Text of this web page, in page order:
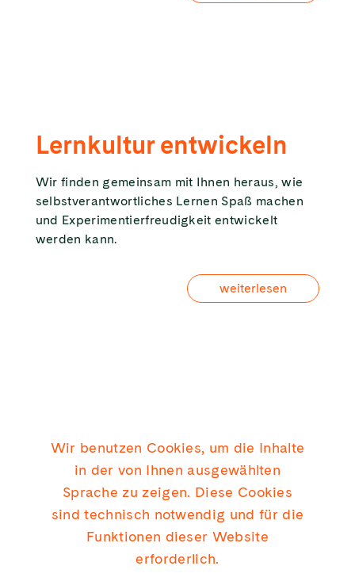
Wir benutzen Cookies, um die Inhalte
in der von Ihnen ausgewählten
Sprache zu zeigen. Diese Cookies
sind technisch notwendig und für die
Funktionen dieser Website
erforderlich.
Lernkultur entwickeln
Wir finden gemeinsam mit Ihnen heraus, wie
selbstverantwortliches Lernen Spaß machen
und Experimentierfreudigkeit entwickelt
werden kann.
weiterlesen
KICK CONSULTING GMBH